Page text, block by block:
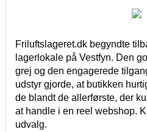
Friluftslageret.dk begyndte
lagerlokale på Vestfyn. Den
grej og den engagerede
udstyr gjorde, at butikken
de blandt de allerførste, der
at handle i en reel webshop.
udvalg.